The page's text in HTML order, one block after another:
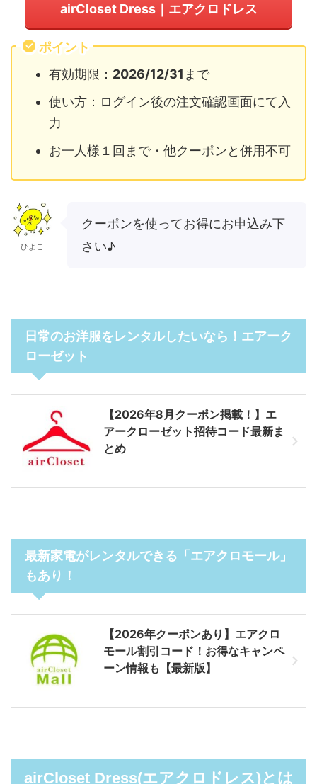
airCloset Dress｜エアクロドレス
ポイント
有効期限： 2026/12/31 まで
使い方：ログイン後の注文確認画面にて入
力
お一人様１回まで・他クーポンと併用不可
ひよこ
クーポンを使ってお得にお申込み下
さい♪
日常のお洋服をレンタルしたいなら！エアーク
ローゼット
【2026年8月クーポン掲載！】エ
アークローゼット招待コード最新ま
とめ
最新家電がレンタルできる「エアクロモール」
もあり！
【2026年クーポンあり】エアクロ
モール割引コード！お得なキャンペ
ーン情報も【最新版】
airCloset Dress(エアクロドレス)とは